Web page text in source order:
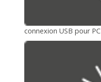
connexion USB pour PC